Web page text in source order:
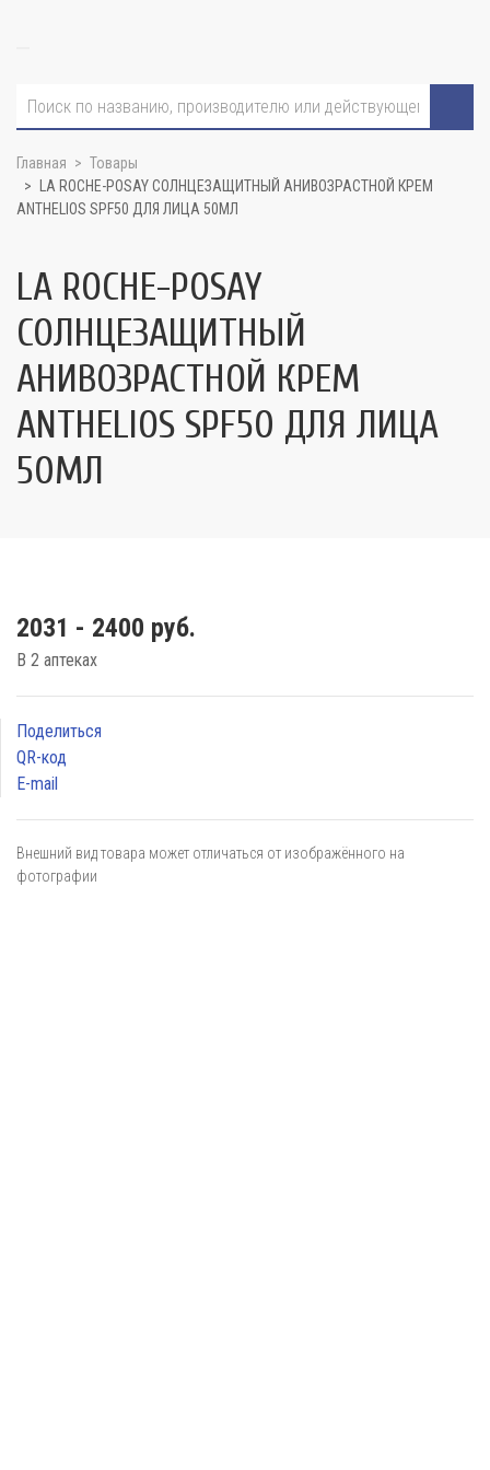
Главная
Товары
LA ROCHE-POSAY СОЛНЦЕЗАЩИТНЫЙ АНИВОЗРАСТНОЙ КРЕМ
ANTHELIOS SPF50 ДЛЯ ЛИЦА 50МЛ
LA ROCHE-POSAY
СОЛНЦЕЗАЩИТНЫЙ
АНИВОЗРАСТНОЙ КРЕМ
ANTHELIOS SPF50 ДЛЯ ЛИЦА
50МЛ
2031 - 2400 руб.
В 2 аптеках
Поделиться
QR-код
E-mail
Внешний вид товара может отличаться от изображённого на
фотографии